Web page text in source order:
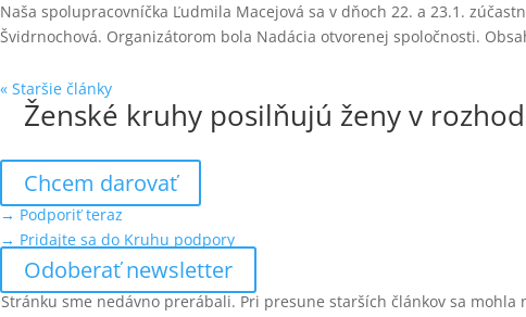
Naša spolupracovníčka Ľudmila Macejová sa v dňoch 22. a 23.1.
Švidrnochová. Organizátorom bola Nadácia otvorenej spoločnosti.
« Staršie články
Ženské kruhy posilňujú ženy v
Chcem darovať
→ Podporiť teraz
→ Pridajte sa do Kruhu podpory
Odoberať newsletter
Stránku sme nedávno prerábali. Pri presune starších článkov sa